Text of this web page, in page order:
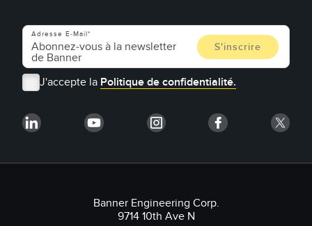
Adresse E-Mail
J'accepte la Politique de confidentialité.
Banner Engineering Corp.
9714 10th Ave N